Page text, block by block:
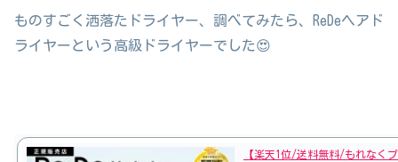
ものすごく洒落たドライヤー、調べてみたら、ReDeヘアド
ライヤーという高級ドライヤーでした😍
【楽天1位/送料無料/もれなく